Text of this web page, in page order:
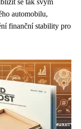
se tak svým
automobilu,
finanční stability pro